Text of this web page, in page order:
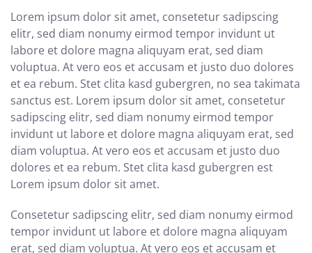
Lorem ipsum dolor sit amet, consetetur sadipscing
elitr, sed diam nonumy eirmod tempor invidunt ut
labore et dolore magna aliquyam erat, sed diam
voluptua. At vero eos et accusam et justo duo dolores
et ea rebum. Stet clita kasd gubergren, no sea takimata
sanctus est. Lorem ipsum dolor sit amet, consetetur
sadipscing elitr, sed diam nonumy eirmod tempor
invidunt ut labore et dolore magna aliquyam erat, sed
diam voluptua. At vero eos et accusam et justo duo
dolores et ea rebum. Stet clita kasd gubergren est
Lorem ipsum dolor sit amet.
Consetetur sadipscing elitr, sed diam nonumy eirmod
tempor invidunt ut labore et dolore magna aliquyam
erat, sed diam voluptua. At vero eos et accusam et